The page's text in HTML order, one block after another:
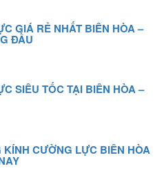
GIÁ RẺ NHẤT BIÊN HÒA –
ĐẦU
SIÊU TỐC TẠI BIÊN HÒA –
KÍNH CƯỜNG LỰC BIÊN HÒA